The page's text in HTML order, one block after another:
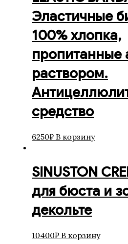
Эластичные
100% хлопка,
пропитанные
раствором.
средство
6250₽ В корзину
SINUSTON
для бюста и
декольте
10400₽ В корзину